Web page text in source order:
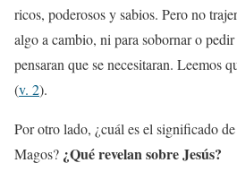
ricos, poderosos y sabios. Pero no
algo a cambio, ni para sobornar o
pensaran que se necesitaran. Leemos
(v. 2).
Por otro lado, ¿cuál es el significado
Magos? ¿Qué revelan sobre Jesús?